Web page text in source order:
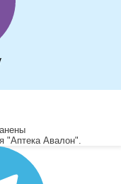
"Аптека Авалон".